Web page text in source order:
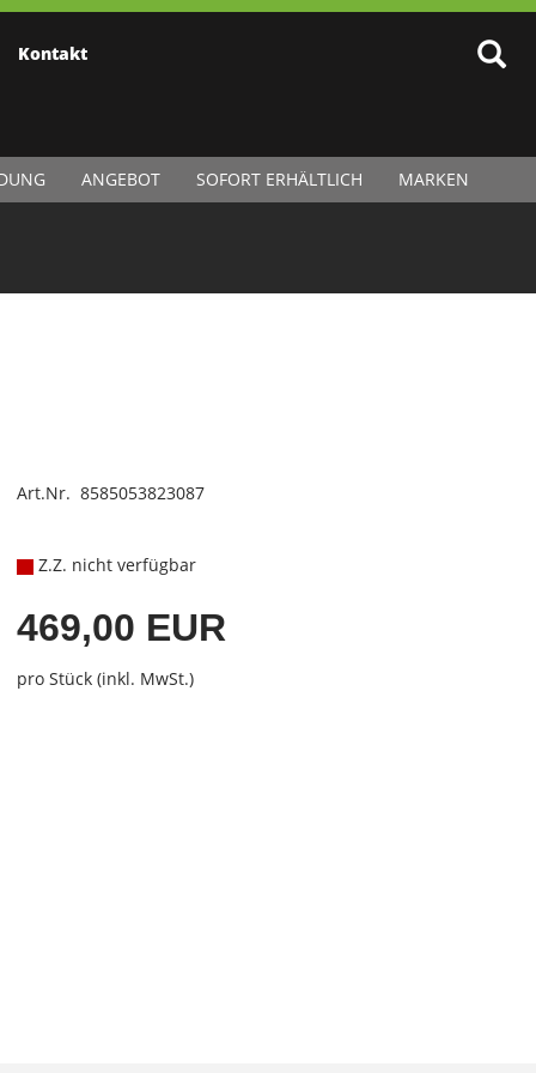
Kontakt
ANGEBOT SOFORT ERHÄLTLICH MARKEN
Art.Nr. 8585053823087
Z.Z. nicht verfügbar
469,00 EUR
pro Stück (inkl. MwSt.)